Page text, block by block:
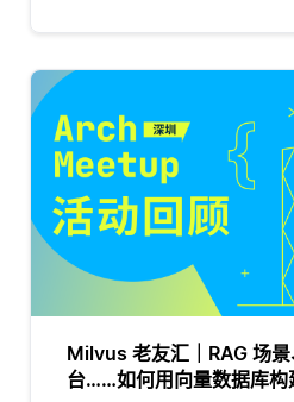
Milvus 老友汇｜RAG 场
台……如何用向量数据库构